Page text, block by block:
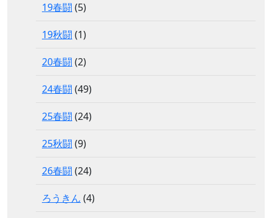
19春闘 (5)
19秋闘 (1)
20春闘 (2)
24春闘 (49)
25春闘 (24)
25秋闘 (9)
26春闘 (24)
ろうきん (4)